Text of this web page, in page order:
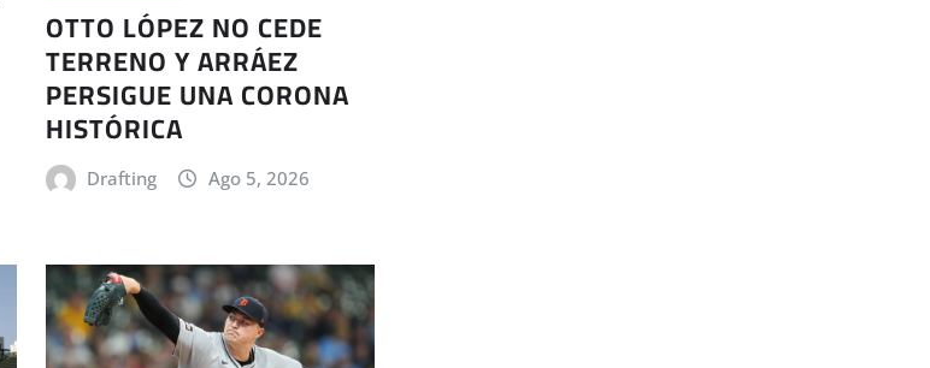
OTTO LÓPEZ NO CEDE
TERRENO Y ARRÁEZ
PERSIGUE UNA CORONA
HISTÓRICA
Drafting Ago 5, 2026